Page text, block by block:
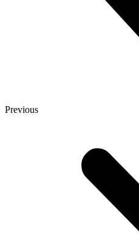
Previous